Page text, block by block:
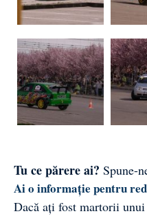
Tu ce părere ai? Spune-
Ai o informație pentru
Dacă ați fost martorii unui